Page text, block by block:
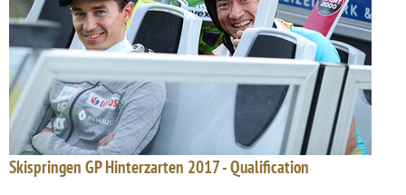
Skispringen GP Hinterzarten 2017 - Qualification